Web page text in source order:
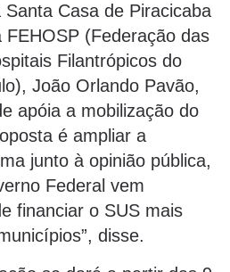
Casa de Piracicaba
(Federação das
Filantrópicos do
João Orlando Pavão,
apóia a mobilização do
é ampliar a
junto à opinião pública,
Federal vem
financiar o SUS mais
disse.